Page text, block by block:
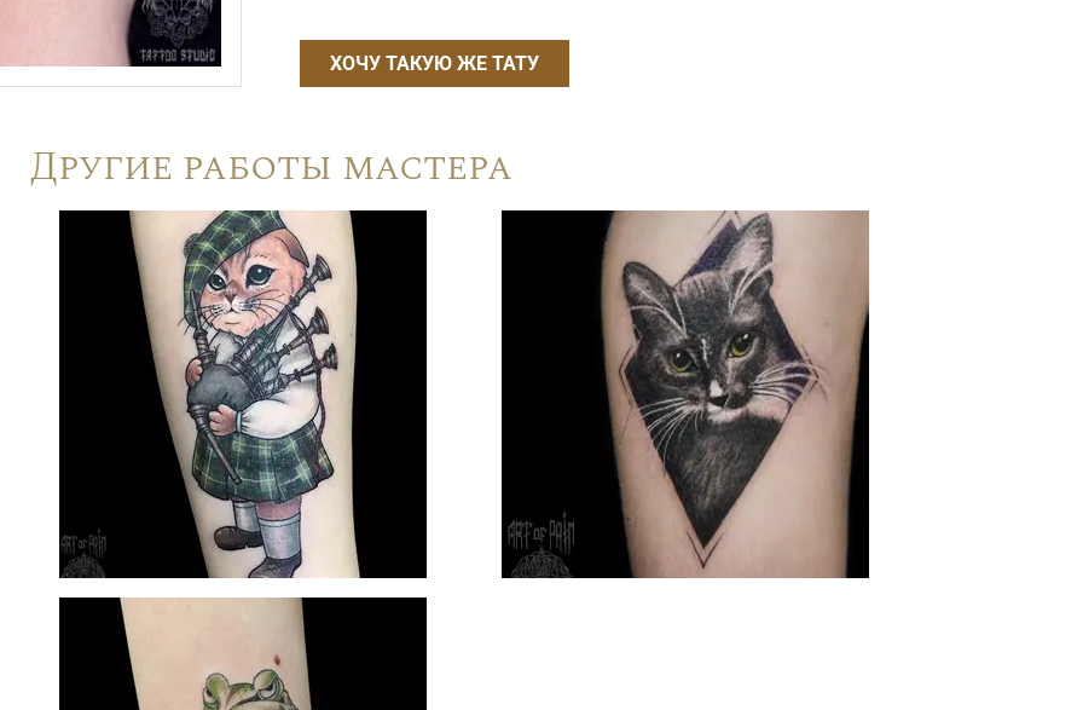
ХОЧУ ТАКУЮ ЖЕ ТАТУ
Другие работы мастера